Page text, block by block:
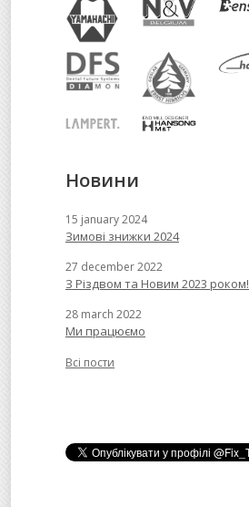
Новини
15 january 2024
Зимові знижки 2024
27 december 2022
З Різдвом та Новим 2023 роком!
28 march 2022
Ми працюємо
Всі пости